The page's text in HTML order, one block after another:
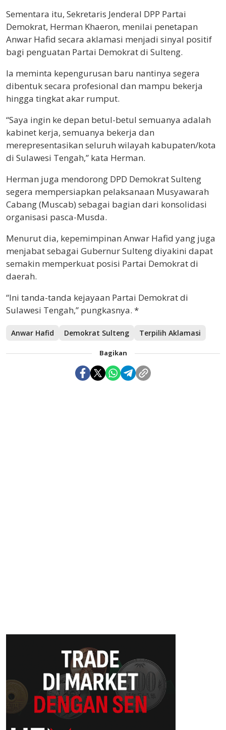
Sementara itu, Sekretaris Jenderal DPP Partai
Demokrat, Herman Khaeron, menilai penetapan
Anwar Hafid secara aklamasi menjadi sinyal positif
bagi penguatan Partai Demokrat di Sulteng.
Ia meminta kepengurusan baru nantinya segera
dibentuk secara profesional dan mampu bekerja
hingga tingkat akar rumput.
“Saya ingin ke depan betul-betul semuanya adalah
kabinet kerja, semuanya bekerja dan
merepresentasikan seluruh wilayah kabupaten/kota
di Sulawesi Tengah,” kata Herman.
Herman juga mendorong DPD Demokrat Sulteng
segera mempersiapkan pelaksanaan Musyawarah
Cabang (Muscab) sebagai bagian dari konsolidasi
organisasi pasca-Musda.
Menurut dia, kepemimpinan Anwar Hafid yang juga
menjabat sebagai Gubernur Sulteng diyakini dapat
semakin memperkuat posisi Partai Demokrat di
daerah.
“Ini tanda-tanda kejayaan Partai Demokrat di
Sulawesi Tengah,” pungkasnya. *
Anwar Hafid Demokrat Sulteng Terpilih Aklamasi
Bagikan